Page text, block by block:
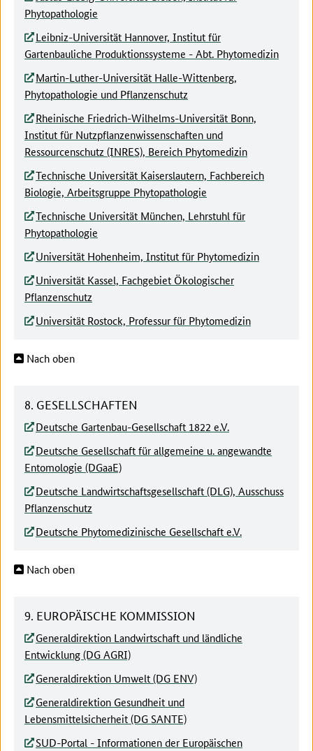
Phytopathologie
Leibniz-Universität Hannover, Institut für
Gartenbauliche Produktionssysteme - Abt. Phytomedizin
Martin-Luther-Universität Halle-Wittenberg,
Phytopathologie und Pflanzenschutz
Rheinische Friedrich-Wilhelms-Universität Bonn,
Institut für Nutzpflanzenwissenschaften und
Ressourcenschutz (INRES), Bereich Phytomedizin
Technische Universität Kaiserslautern, Fachbereich
Biologie, Arbeitsgruppe Phytopathologie
Technische Universität München, Lehrstuhl für
Phytopathologie
Universität Hohenheim, Institut für Phytomedizin
Universität Kassel, Fachgebiet Ökologischer
Pflanzenschutz
Universität Rostock, Professur für Phytomedizin
Nach oben
8. GESELLSCHAFTEN
Deutsche Gartenbau-Gesellschaft 1822 e.V.
Deutsche Gesellschaft für allgemeine u. angewandte
Entomologie (DGaaE)
Deutsche Landwirtschaftsgesellschaft (DLG), Ausschuss
Pflanzenschutz
Deutsche Phytomedizinische Gesellschaft e.V.
Nach oben
9. EUROPÄISCHE KOMMISSION
Generaldirektion Landwirtschaft und ländliche
Entwicklung (DG AGRI)
Generaldirektion Umwelt (DG ENV)
Generaldirektion Gesundheit und
Lebensmittelsicherheit (DG SANTE)
SUD-Portal - Informationen der Europäischen